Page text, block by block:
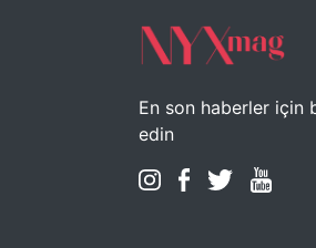
En son haberler için
edin